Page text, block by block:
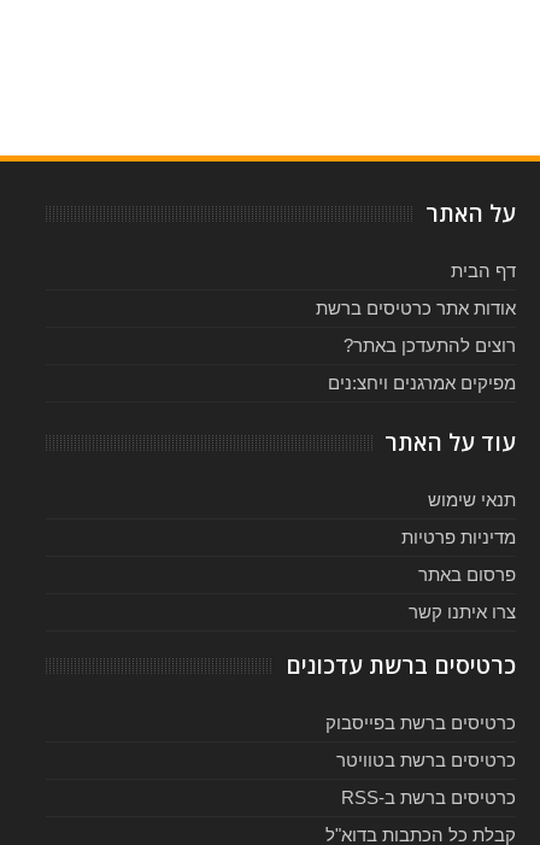
על האתר
דף הבית
אודות אתר כרטיסים ברשת
רוצים להתעדכן באתר?
מפיקים אמרגנים ויחצ:נים
עוד על האתר
תנאי שימוש
מדיניות פרטיות
פרסום באתר
צרו איתנו קשר
כרטיסים ברשת עדכונים
כרטיסים ברשת בפייסבוק
כרטיסים ברשת בטוויטר
כרטיסים ברשת ב-RSS
קבלת כל הכתבות בדוא"ל